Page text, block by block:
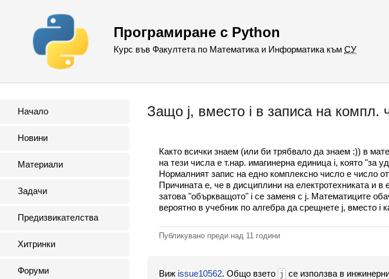
Програмиране с Python
Курс във Факултета по Математика и Информатика към СУ
Начало
Новини
Материали
Задачи
Предизвикателства
Хитринки
Форуми
Защо j, вместо i в записа на компл.
Както всички знаем (или би трябвало да знаем :)) в
на тези числа е т.нар. имагинерна единица i, която "за
Нормалният запис на едно комплексно число е число
Причината е, че в дисциплини на електротехниката и в
затова "объркващото" i се заменя с j. Математиците
вероятно в учебник по алгебра да срещнете j, вместо i
Публикувано преди над 11 години
Виж issue10562. Общо взето j се използва в